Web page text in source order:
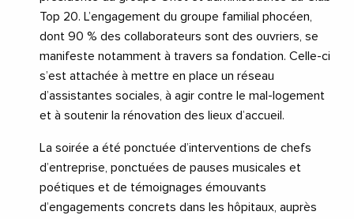
Top 20. L’engagement du groupe familial phocéen,
dont 90 % des collaborateurs sont des ouvriers, se
manifeste notamment à travers sa fondation. Celle-ci
s’est attachée à mettre en place un réseau
d’assistantes sociales, à agir contre le mal-logement
et à soutenir la rénovation des lieux d’accueil.
La soirée a été ponctuée d’interventions de chefs
d’entreprise, ponctuées de pauses musicales et
poétiques et de témoignages émouvants
d’engagements concrets dans les hôpitaux, auprès